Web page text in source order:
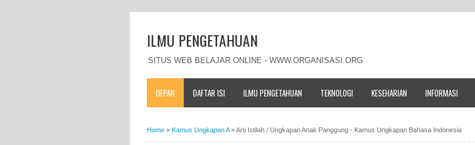
ILMU PENGETAHUAN
SITUS WEB BELAJAR ONLINE - WWW.ORGANISASI.ORG
DEPAN DAFTAR ISI ILMU PENGETAHUAN TEKNOLOGI KESEHARIAN INFORMASI
Home » Kamus Ungkapan A»Arti Istilah / Ungkapan Anak Panggung - Kamus Ungkapan Bahasa Indonesia